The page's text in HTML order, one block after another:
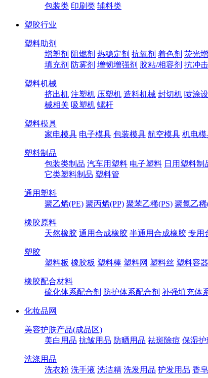
包装类 印刷类 辅料类
塑胶行业
塑料助剂
增塑剂 阻燃剂 热稳定剂 抗氧剂 着色剂 荧光
填充剂 防雾剂 增韧增强剂 胶粘/相容剂 抗冲
塑料机械
挤出机 注塑机 压塑机 造料机械 封切机 喷涂
械相关 吸塑机 螺杆
塑料模具
家电模具 电子模具 包装模具 航空模具 机电模
塑料制品
包装类制品 汽车用塑料 电子塑料 日用塑料制
它类塑料制品 塑料管
通用塑料
聚乙烯(PE) 聚丙烯(PP) 聚苯乙稀(PS) 聚氯乙
橡胶原料
天然橡胶 通用合成橡胶 半通用合成橡胶 专用
塑胶
塑料板 橡胶板 塑料棒 塑料网 塑料丝 塑料容器
橡胶配合材料
硫化体系配合剂 防护体系配合剂 补强填充体
化妆品网
美容护肤产品(成品区)
美白用品 抗皱用品 防晒用品 祛斑除痘 保湿护
洗涤用品
洗衣粉 洗手液 洗洁精 洗发用品 护发用品 香皂